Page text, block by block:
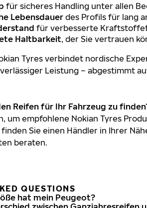
für sicheres Handling unter allen
Lebensdauer des Profils für lang
für verbesserte
Haltbarkeit, der Sie vertrauen
Tyres verbindet nordische
Leistung – abgestimmt
Reifen für Ihr Fahrzeug zu
um empfohlene Nokian Tyres
Sie einen Händler in Ihrer
beraten.
QUESTIONS
hat mein Peugeot?